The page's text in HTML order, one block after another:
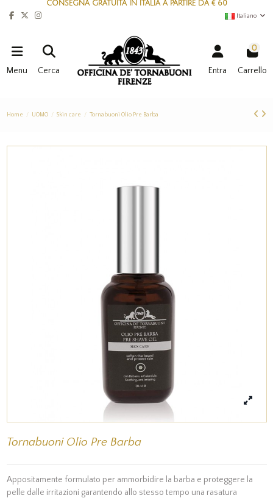
CONSEGNA GRATUITA IN ITALIA A PARTIRE DA € 60
Italiano
Menu Cerca Entra
0
Carrello
Home UOMO Skin care Tornabuoni Olio Pre Barba
Tornabuoni Olio Pre Barba
Appositamente formulato per ammorbidire la barba e proteggere la
pelle dalle irritazioni garantendo allo stesso tempo una rasatura